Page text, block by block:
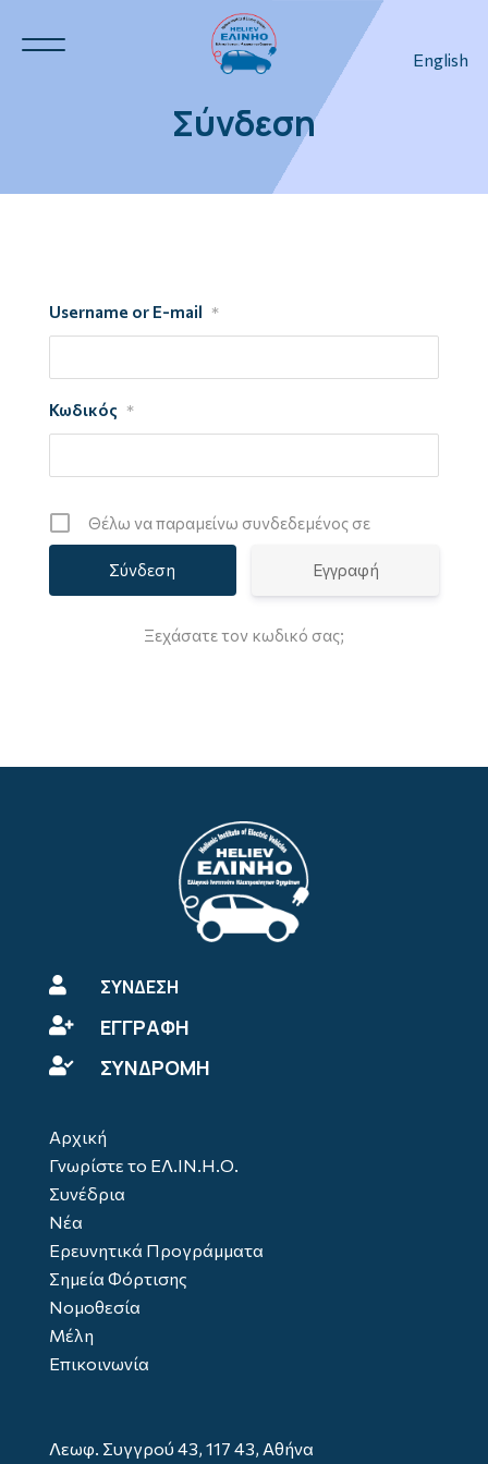
English
3
3
Σύνδεση
Username or E-mail *
Κωδικός *
Θέλω να παραμείνω συνδεδεμένος σε
Εγγραφή
Ξεχάσατε τον κωδικό σας;
 ΣΥΝΔΕΣΗ
 ΕΓΓΡΑΦΗ
 ΣΥΝΔΡΟΜΗ
Αρχική
Γνωρίστε το ΕΛ.ΙΝ.Η.Ο.
Συνέδρια
Νέα
Ερευνητικά Προγράμματα
Σημεία Φόρτισης
Νομοθεσία
Μέλη
Επικοινωνία
Λεωφ. Συγγρού 43, 117 43, Αθήνα